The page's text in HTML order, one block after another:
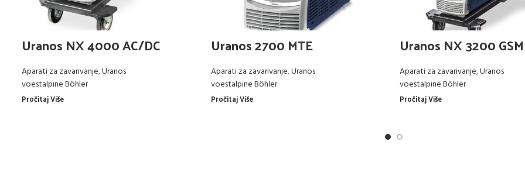
Uranos NX 4000 AC/DC
Aparati za zavarivanje,Uranos
voestalpine Böhler
Pročitaj Više
Uranos 2700 MTE
Aparati za zavarivanje,Uranos
voestalpine Böhler
Pročitaj Više
Uranos NX 3200 GSM
Aparati za zavarivanje,Uranos
voestalpine Böhler
Pročitaj Više